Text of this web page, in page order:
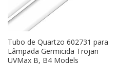
Tubo de Quartzo 602731 para
Lâmpada Germicida Trojan
UVMax B, B4 Models